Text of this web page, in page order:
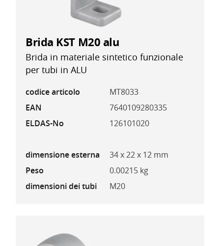
Brida KST M20 alu
Brida in materiale sintetico funzionale
per tubi in ALU
codice articolo
MT8033
EAN
7640109280335
ELDAS-No
126101020
dimensione esterna
34 x 22 x 12 mm
Peso
0.00215 kg
dimensioni dei tubi
M20